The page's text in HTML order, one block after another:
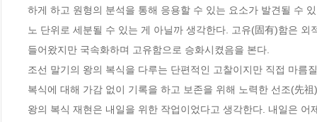
하게 하고 원형의 분석을 통해 응용할 수 있는 요소가 발견될 수
노 단위로 세분될 수 있는 게 아닐까 생각한다. 고유(固有)함은
들어왔지만 국속화하며 고유함으로 승화시켰음을 본다.
조선 말기의 왕의 복식을 다루는 단편적인 고찰이지만 직접 마
복식에 대해 가감 없이 기록을 하고 보존을 위해 노력한 선조(先
왕의 복식 재현은 내일을 위한 작업이었다고 생각한다. 내일은